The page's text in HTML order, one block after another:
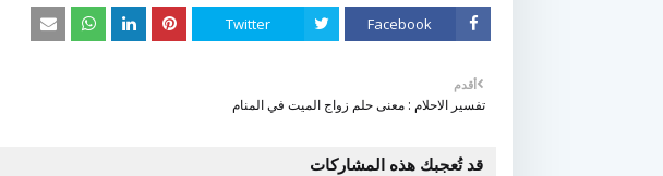
Facebook
Twitter
أقدم
تفسير الاحلام : معنى حلم زواج الميت في المنام
قد تُعجبك هذه المشاركات